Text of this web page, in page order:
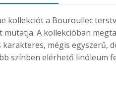
kollekciót a Bouroullec
mutatja. A kollekcióban
mégis egyszerű,
színben elérhető linóleum